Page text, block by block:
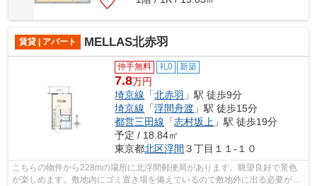
賃貸 | アパート MELLAS北赤羽
仲手無料 礼0 新築
7.8万円
埼京線 「北赤羽 」駅 徒歩9分
埼京線 「浮間舟渡 」駅 徒歩15分
都営三田線 「志村坂上 」駅 徒歩19分
予定 / 18.84㎡
東京都北区浮間 ３丁目１１-１０
こちらの物件から228mの場所に北浮間郵便局があります。眺望良好で景色
が楽しめます。敷地内にゴミ置き場を備えているので敷地外に出る必要が無